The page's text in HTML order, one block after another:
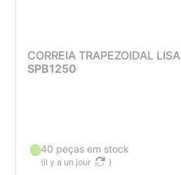
CORREIA TRAPEZOIDAL LISA
SPB1250
40 peças em stock
(il y a un jour )